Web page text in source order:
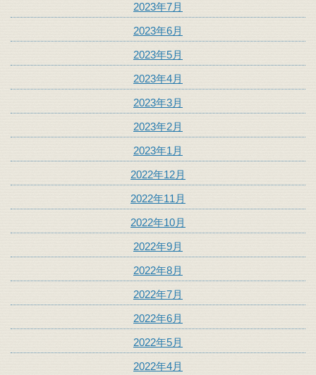
2023年7月
2023年6月
2023年5月
2023年4月
2023年3月
2023年2月
2023年1月
2022年12月
2022年11月
2022年10月
2022年9月
2022年8月
2022年7月
2022年6月
2022年5月
2022年4月